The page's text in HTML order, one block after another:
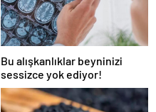
Bu alışkanlıklar beyninizi
sessizce yok ediyor!